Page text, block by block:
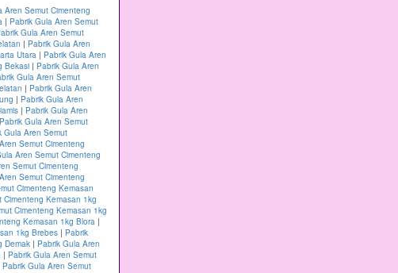
Aren Semut Cimenteng
| Pabrik Gula Aren Semut
Gula Aren Semut
| Pabrik Gula Aren
Utara | Pabrik Gula Aren
Bekasi | Pabrik Gula Aren
Gula Aren Semut
| Pabrik Gula Aren
| Pabrik Gula Aren
| Pabrik Gula Aren
Pabrik Gula Aren Semut
Gula Aren Semut
Semut Cimenteng
Aren Semut Cimenteng
Semut Cimenteng
Semut Cimenteng
Cimenteng Kemasan
Cimenteng Kemasan 1kg
Cimenteng Kemasan 1kg
Kemasan 1kg Blora |
1kg Brebes | Pabrik
Demak | Pabrik Gula Aren
| Pabrik Gula Aren Semut
Pabrik Gula Aren Semut